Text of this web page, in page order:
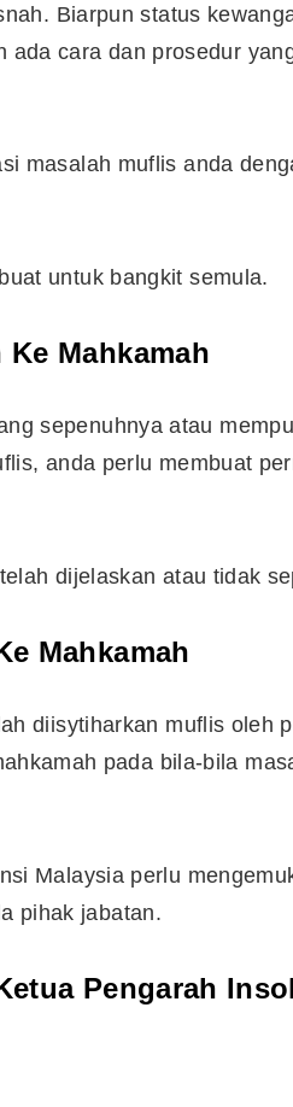
Biarpun status
ada cara dan prosedur
masalah muflis anda
untuk bangkit semula.
Mahkamah
sepenuhnya atau
anda perlu membuat
dijelaskan atau tidak
Mahkamah
diisytiharkan muflis oleh
pada bila-bila
Malaysia perlu
pihak jabatan.
Pengarah